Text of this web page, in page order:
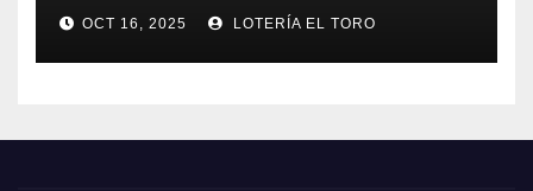
OCT 16, 2025 LOTERÍA EL TORO